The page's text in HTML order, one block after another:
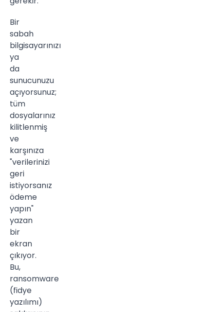
Bir
sabah
bilgisayarınızı
ya
da
sunucunuzu
açıyorsunuz;
tüm
dosyalarınız
kilitlenmiş
ve
karşınıza
"verilerinizi
geri
istiyorsanız
ödeme
yapın"
yazan
bir
ekran
çıkıyor.
Bu,
ransomware
(fidye
yazılımı)